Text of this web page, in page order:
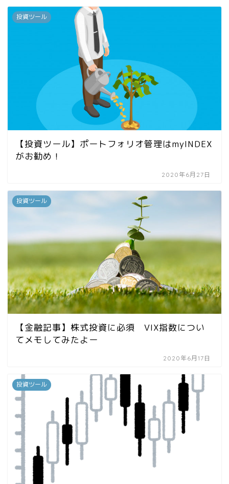
投資ツール
【投資ツール】ポートフォリオ管理はmyINDEX
がお勧め！
2020年6月27日
投資ツール
【金融記事】株式投資に必須 VIX指数につい
てメモしてみたよー
2020年6月17日
投資ツール